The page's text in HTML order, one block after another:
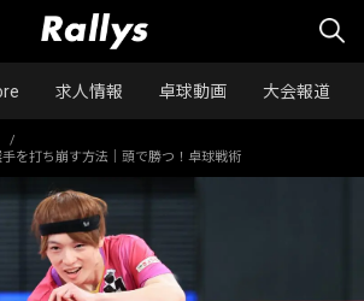
求人情報 卓球動画 大会報道
/
を打ち崩す方法｜頭で勝つ！卓球戦術